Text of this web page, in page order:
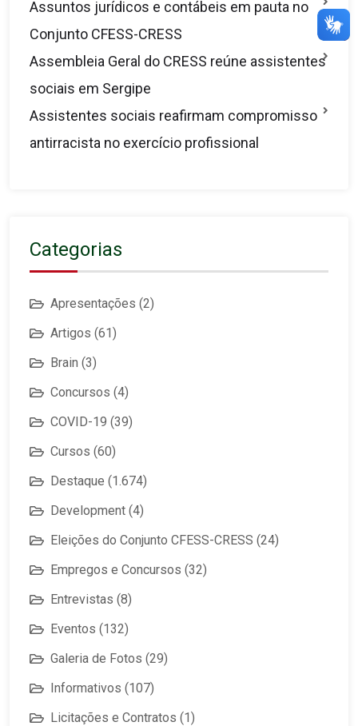
Assuntos jurídicos e contábeis em pauta no
Conjunto CFESS-CRESS
Assembleia Geral do CRESS reúne assistentes
sociais em Sergipe
Assistentes sociais reafirmam compromisso
antirracista no exercício profissional
Categorias
Apresentações (2)
Artigos (61)
Brain (3)
Concursos (4)
COVID-19 (39)
Cursos (60)
Destaque (1.674)
Development (4)
Eleições do Conjunto CFESS-CRESS (24)
Empregos e Concursos (32)
Entrevistas (8)
Eventos (132)
Galeria de Fotos (29)
Informativos (107)
Licitações e Contratos (1)